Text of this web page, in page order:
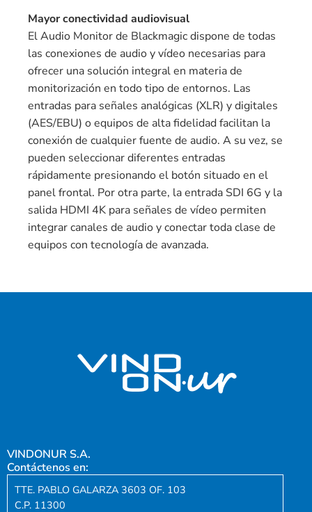
Mayor conectividad audiovisual
El Audio Monitor de Blackmagic dispone de todas
las conexiones de audio y vídeo necesarias para
ofrecer una solución integral en materia de
monitorización en todo tipo de entornos. Las
entradas para señales analógicas (XLR) y digitales
(AES/EBU) o equipos de alta fidelidad facilitan la
conexión de cualquier fuente de audio. A su vez, se
pueden seleccionar diferentes entradas
rápidamente presionando el botón situado en el
panel frontal. Por otra parte, la entrada SDI 6G y la
salida HDMI 4K para señales de vídeo permiten
integrar canales de audio y conectar toda clase de
equipos con tecnología de avanzada.
VINDONUR S.A.
Contáctenos en:
TTE. PABLO GALARZA 3603 OF. 103
C.P. 11300